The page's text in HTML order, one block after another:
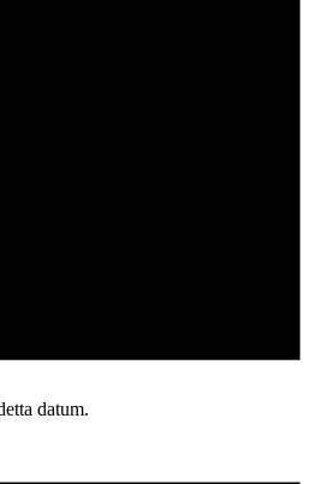
datum.